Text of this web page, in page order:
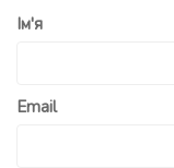
Ім'я
Email